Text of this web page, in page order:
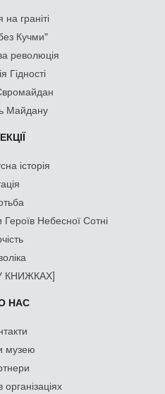
граніті
Кучми"
революція
Гідності
Майдану
історія
Небесної Сотні
КНИЖКАХ]
НАС
музею